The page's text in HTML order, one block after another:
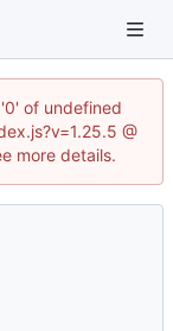
of undefined
@
more details.